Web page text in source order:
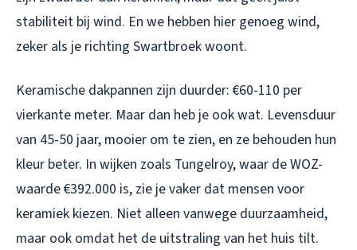
stabiliteit bij wind. En we hebben hier genoeg wind,
zeker als je richting Swartbroek woont.
Keramische dakpannen zijn duurder: €60-110 per
vierkante meter. Maar dan heb je ook wat. Levensduur
van 45-50 jaar, mooier om te zien, en ze behouden hun
kleur beter. In wijken zoals Tungelroy, waar de WOZ-
waarde €392.000 is, zie je vaker dat mensen voor
keramiek kiezen. Niet alleen vanwege duurzaamheid,
maar ook omdat het de uitstraling van het huis tilt.